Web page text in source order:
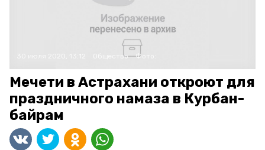
Общество Фото:
Мечети в Астрахани откроют для
праздничного намаза в Курбан-
байрам